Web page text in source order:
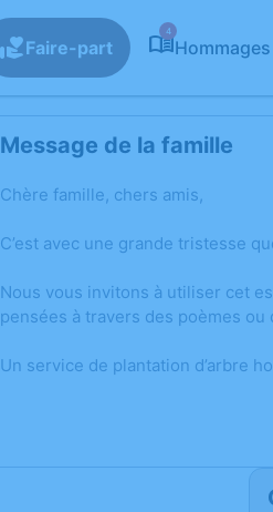
Faire-part
4
Hommages
Message de la famille
Chère famille, chers amis,
C’est avec une grande tristesse
Nous vous invitons à utiliser cet
pensées à travers des poèmes
Un service de plantation d’arbre